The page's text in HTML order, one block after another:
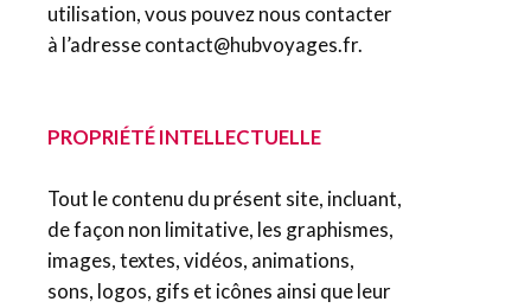
utilisation, vous pouvez nous contacter
à l’adresse contact@hubvoyages.fr.
PROPRIÉTÉ INTELLECTUELLE
Tout le contenu du présent site, incluant,
de façon non limitative, les graphismes,
images, textes, vidéos, animations,
sons, logos, gifs et icônes ainsi que leur